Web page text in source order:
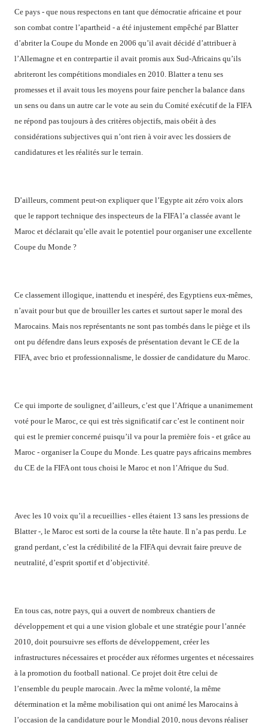
Ce pays - que nous respectons en tant que démocratie africaine et pour
son combat contre l’apartheid - a été injustement empêché par Blatter
d’abriter la Coupe du Monde en 2006 qu’il avait décidé d’attribuer à
l’Allemagne et en contrepartie il avait promis aux Sud-Africains qu’ils
abriteront les compétitions mondiales en 2010. Blatter a tenu ses
promesses et il avait tous les moyens pour faire pencher la balance dans
un sens ou dans un autre car le vote au sein du Comité exécutif de la FIFA
ne répond pas toujours à des critères objectifs, mais obéit à des
considérations subjectives qui n’ont rien à voir avec les dossiers de
candidatures et les réalités sur le terrain.
D’ailleurs, comment peut-on expliquer que l’Egypte ait zéro voix alors
que le rapport technique des inspecteurs de la FIFA l’a classée avant le
Maroc et déclarait qu’elle avait le potentiel pour organiser une excellente
Coupe du Monde ?
Ce classement illogique, inattendu et inespéré, des Egyptiens eux-mêmes,
n’avait pour but que de brouiller les cartes et surtout saper le moral des
Marocains. Mais nos représentants ne sont pas tombés dans le piège et ils
ont pu défendre dans leurs exposés de présentation devant le CE de la
FIFA, avec brio et professionnalisme, le dossier de candidature du Maroc.
Ce qui importe de souligner, d’ailleurs, c’est que l’Afrique a unanimement
voté pour le Maroc, ce qui est très significatif car c’est le continent noir
qui est le premier concerné puisqu’il va pour la première fois - et grâce au
Maroc - organiser la Coupe du Monde. Les quatre pays africains membres
du CE de la FIFA ont tous choisi le Maroc et non l’Afrique du Sud.
Avec les 10 voix qu’il a recueillies - elles étaient 13 sans les pressions de
Blatter -, le Maroc est sorti de la course la tête haute. Il n’a pas perdu. Le
grand perdant, c’est la crédibilité de la FIFA qui devrait faire preuve de
neutralité, d’esprit sportif et d’objectivité.
En tous cas, notre pays, qui a ouvert de nombreux chantiers de
développement et qui a une vision globale et une stratégie pour l’année
2010, doit poursuivre ses efforts de développement, créer les
infrastructures nécessaires et procéder aux réformes urgentes et nécessaires
à la promotion du football national. Ce projet doit être celui de
l’ensemble du peuple marocain. Avec la même volonté, la même
détermination et la même mobilisation qui ont animé les Marocains à
l’occasion de la candidature pour le Mondial 2010, nous devons réaliser